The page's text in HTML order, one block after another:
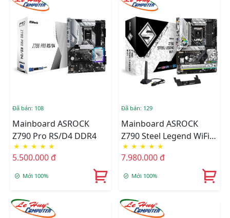
Đã bán: 108
Mainboard ASROCK
Z790 Pro RS/D4 DDR4
★ ★ ★ ★ ★
5.500.000 đ
Mới 100%
Đã bán: 129
Mainboard ASROCK
Z790 Steel Legend WiFi
DDR5
★ ★ ★ ★ ★
7.980.000 đ
Mới 100%